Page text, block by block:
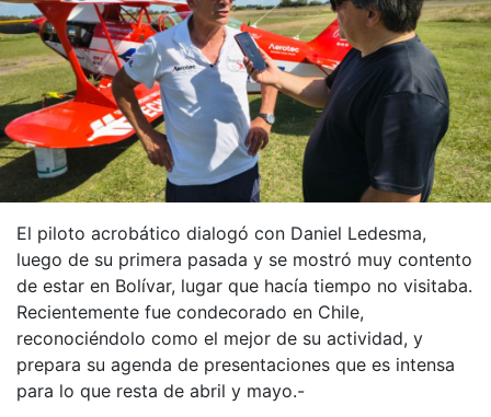
El piloto acrobático dialogó con Daniel Ledesma,
luego de su primera pasada y se mostró muy contento
de estar en Bolívar, lugar que hacía tiempo no visitaba.
Recientemente fue condecorado en Chile,
reconociéndolo como el mejor de su actividad, y
prepara su agenda de presentaciones que es intensa
para lo que resta de abril y mayo.-